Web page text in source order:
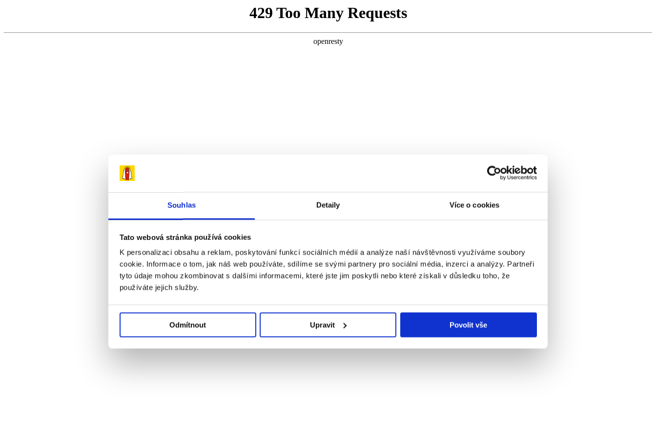
Souhlas Detaily Více o cookies
Tato webová stránka používá cookies
K personalizaci obsahu a reklam, poskytování funkcí sociálních médií a analýze naší návštěvnosti využíváme soubory
cookie. Informace o tom, jak náš web používáte, sdílíme se svými partnery pro sociální média, inzerci a analýzy. Partneři
tyto údaje mohou zkombinovat s dalšími informacemi, které jste jim poskytli nebo které získali v důsledku toho, že
používáte jejich služby.
Odmítnout Upravit Povolit vše